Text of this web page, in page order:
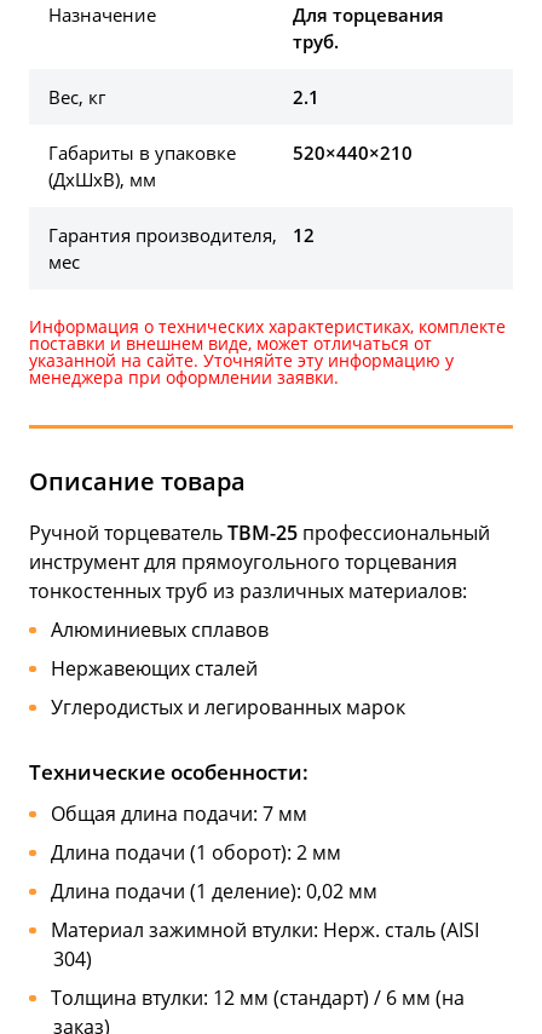
Назначение
Для торцевания
труб.
Вес, кг 2.1
Габариты в упаковке
(ДхШхВ), мм
520×440×210
Гарантия производителя,
мес
12
Информация о технических характеристиках, комплекте
поставки и внешнем виде, может отличаться от
указанной на сайте. Уточняйте эту информацию у
менеджера при оформлении заявки.
Описание товара
Ручной торцевательТВМ-25 профессиональный
инструмент для прямоугольного торцевания
тонкостенных труб из различных материалов:
Алюминиевых сплавов
Нержавеющих сталей
Углеродистых и легированных марок
Технические особенности:
Общая длина подачи: 7 мм
Длина подачи (1 оборот): 2 мм
Длина подачи (1 деление): 0,02 мм
Материал зажимной втулки: Нерж. сталь (AISI
304)
Толщина втулки: 12 мм (стандарт) / 6 мм (на
заказ)